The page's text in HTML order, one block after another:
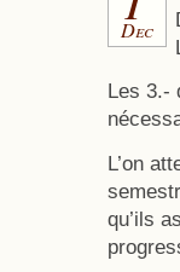
Dec
Les 3.-
L’on
qu’ils